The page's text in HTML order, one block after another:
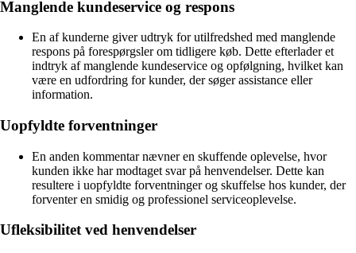
Manglende kundeservice og respons
En af kunderne giver udtryk for utilfredshed med manglende
respons på forespørgsler om tidligere køb. Dette efterlader et
indtryk af manglende kundeservice og opfølgning, hvilket kan
være en udfordring for kunder, der søger assistance eller
information.
Uopfyldte forventninger
En anden kommentar nævner en skuffende oplevelse, hvor
kunden ikke har modtaget svar på henvendelser. Dette kan
resultere i uopfyldte forventninger og skuffelse hos kunder, der
forventer en smidig og professionel serviceoplevelse.
Ufleksibilitet ved henvendelser